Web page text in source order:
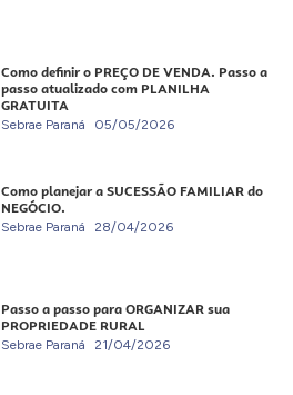
Como definir o PREÇO DE VENDA. Passo a
passo atualizado com PLANILHA
GRATUITA
Sebrae Paraná 05/05/2026
Como planejar a SUCESSÃO FAMILIAR do
NEGÓCIO.
Sebrae Paraná 28/04/2026
Passo a passo para ORGANIZAR sua
PROPRIEDADE RURAL
Sebrae Paraná 21/04/2026